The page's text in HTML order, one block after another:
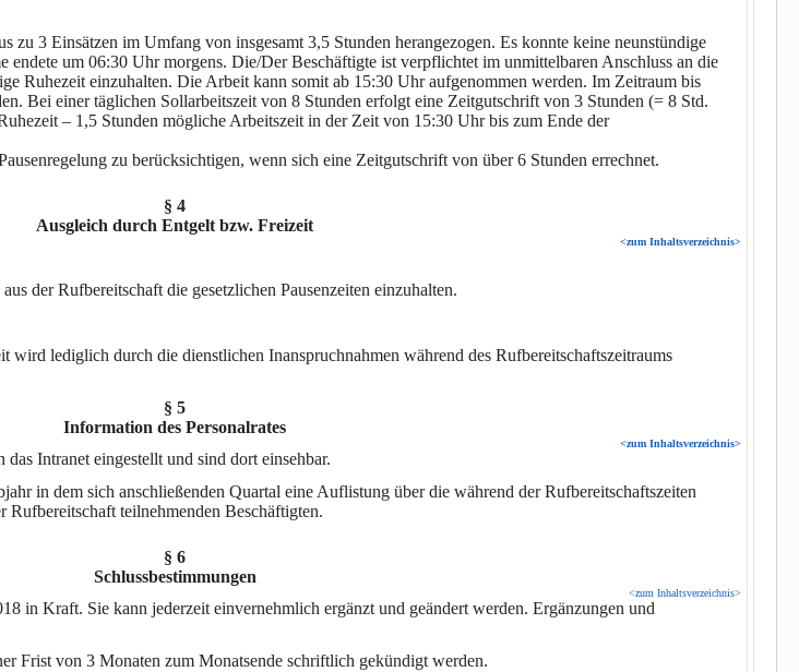
zu 3 Einsätzen im Umfang von insgesamt 3,5 Stunden herangezogen. Es konnte keine neunstündige
endete um 06:30 Uhr morgens. Die/Der Beschäftigte ist verpflichtet im unmittelbaren Anschluss an die
Ruhezeit einzuhalten. Die Arbeit kann somit ab 15:30 Uhr aufgenommen werden. Im Zeitraum bis
Bei einer täglichen Sollarbeitszeit von 8 Stunden erfolgt eine Zeitgutschrift von 3 Stunden (= 8 Std.
– 1,5 Stunden mögliche Arbeitszeit in der Zeit von 15:30 Uhr bis zum Ende der
zu berücksichtigen, wenn sich eine Zeitgutschrift von über 6 Stunden errechnet.
§ 4
Ausgleich durch Entgelt bzw. Freizeit
<zum Inhaltsverzeichnis>
der Rufbereitschaft die gesetzlichen Pausenzeiten einzuhalten.
wird lediglich durch die dienstlichen Inanspruchnahmen während des Rufbereitschaftszeitraums
§ 5
Information des Personalrates
<zum Inhaltsverzeichnis>
Intranet eingestellt und sind dort einsehbar.
in dem sich anschließenden Quartal eine Auflistung über die während der Rufbereitschaftszeiten
Rufbereitschaft teilnehmenden Beschäftigten.
§ 6
Schlussbestimmungen
<zum Inhaltsverzeichnis>
in Kraft. Sie kann jederzeit einvernehmlich ergänzt und geändert werden. Ergänzungen und
Frist von 3 Monaten zum Monatsende schriftlich gekündigt werden.